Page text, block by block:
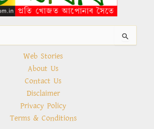
Web Stories
About Us
Contact Us
Disclaimer
Privacy Policy
Terms & Conditions